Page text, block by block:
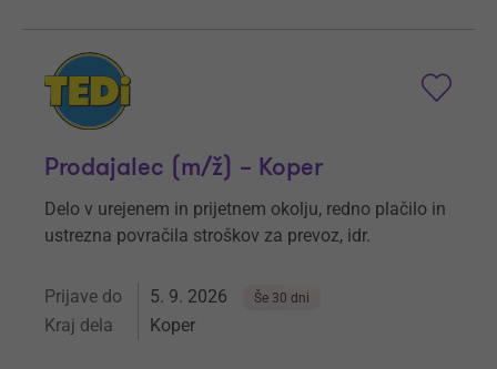
Prodajalec (m/ž) – Koper
Delo v urejenem in prijetnem okolju, redno plačilo in
ustrezna povračila stroškov za prevoz, idr.
Prijave do 5. 9. 2026 Še 30 dni
Kraj dela Koper